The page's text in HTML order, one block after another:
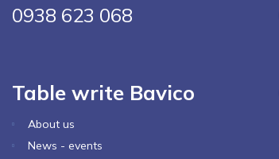
0938 623 068
Table write Bavico
About us
News - events